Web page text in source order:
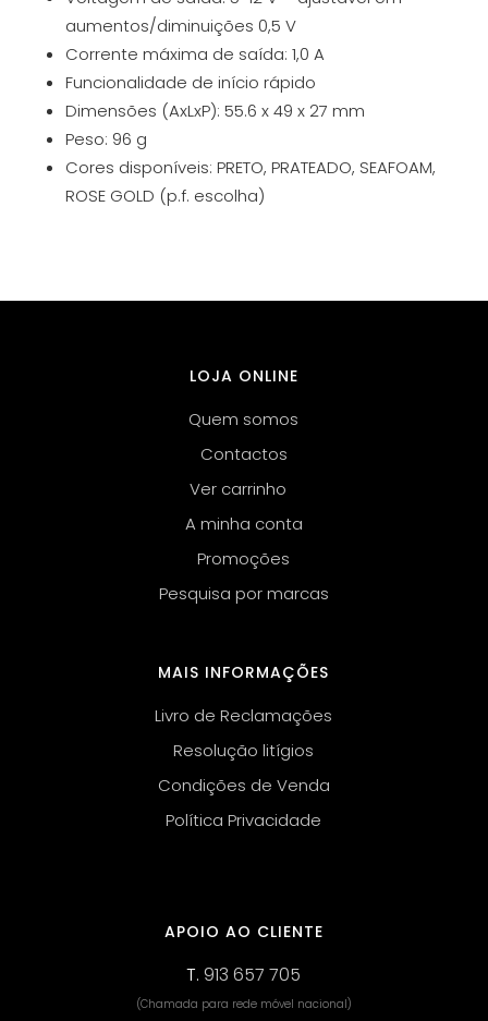
aumentos/diminuições 0,5 V
Corrente máxima de saída: 1,0 A
Funcionalidade de início rápido
Dimensões (AxLxP): 55.6 x 49 x 27 mm
Peso: 96 g
Cores disponíveis: PRETO, PRATEADO, SEAFOAM,
ROSE GOLD (p.f. escolha)
LOJA ONLINE
Quem somos
Contactos
Ver carrinho
A minha conta
Promoções
Pesquisa por marcas
MAIS INFORMAÇÕES
Livro de Reclamações
Resolução litígios
Condições de Venda
Política Privacidade
APOIO AO CLIENTE
T.913 657 705
(Chamada para rede móvel nacional)